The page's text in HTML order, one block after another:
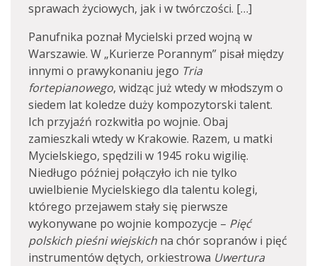
sprawach życiowych, jak i w twórczości. […]
Panufnika poznał Mycielski przed wojną w
Warszawie. W „Kurierze Porannym” pisał między
innymi o prawykonaniu jego Tria
fortepianowego, widząc już wtedy w młodszym o
siedem lat koledze duży kompozytorski talent.
Ich przyjaźń rozkwitła po wojnie. Obaj
zamieszkali wtedy w Krakowie. Razem, u matki
Mycielskiego, spędzili w 1945 roku wigilię.
Niedługo później połączyło ich nie tylko
uwielbienie Mycielskiego dla talentu kolegi,
którego przejawem stały się pierwsze
wykonywane po wojnie kompozycje – Pięć
polskich pieśni wiejskich na chór sopranów i pięć
instrumentów dętych, orkiestrowa Uwertura